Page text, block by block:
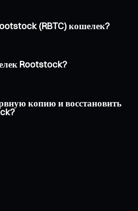
(RBTC) кошелек?
Rootstock?
копию и восстановить